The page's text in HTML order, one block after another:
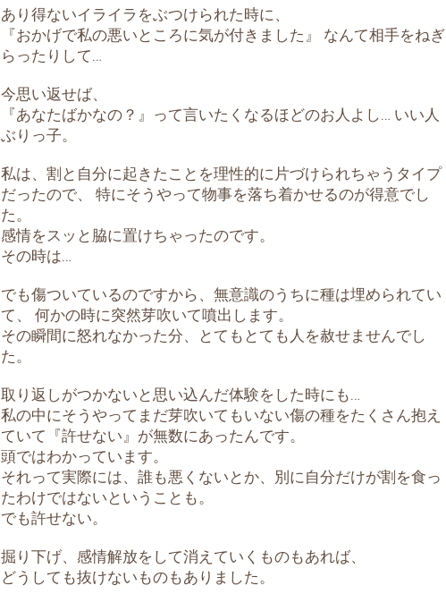
あり得ないイライラをぶつけられた時に、
『おかげで私の悪いところに気が付きました』 なんて相手をねぎ
らったりして…
今思い返せば、
『あなたばかなの？』って言いたくなるほどのお人よし… いい人
ぶりっ子。
私は、割と自分に起きたことを理性的に片づけられちゃうタイプ
だったので、 特にそうやって物事を落ち着かせるのが得意でし
た。
感情をスッと脇に置けちゃったのです。
その時は…
でも傷ついているのですから、無意識のうちに種は埋められてい
て、 何かの時に突然芽吹いて噴出します。
その瞬間に怒れなかった分、とてもとても人を赦せませんでし
た。
取り返しがつかないと思い込んだ体験をした時にも…
私の中にそうやってまだ芽吹いてもいない傷の種をたくさん抱え
ていて『許せない』が無数にあったんです。
頭ではわかっています。
それって実際には、誰も悪くないとか、別に自分だけが割を食っ
たわけではないということも。
でも許せない。
掘り下げ、感情解放をして消えていくものもあれば、
どうしても抜けないものもありました。